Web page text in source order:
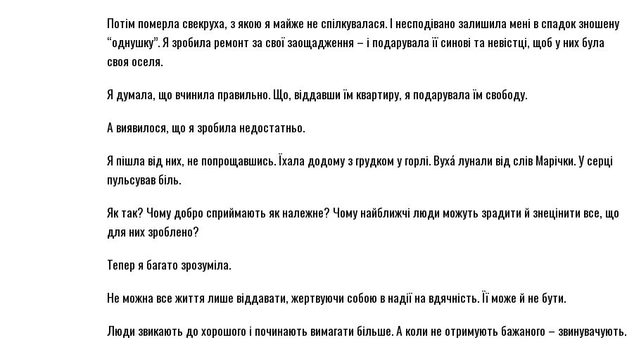
Потім померла свекруха, з якою я майже не спілкувалася. І несподівано залишила мені в спадок зношену
“однушку”. Я зробила ремонт за свої заощадження – і подарувала її синові та невістці, щоб у них була
своя оселя.
Я думала, що вчинила правильно. Що, віддавши їм квартиру, я подарувала їм свободу.
А виявилося, що я зробила недостатньо.
Я пішла від них, не попрощавшись. Їхала додому з грудком у горлі. Вуха́ лунали від слів Марічки. У серці
пульсував біль.
Як так? Чому добро сприймають як належне? Чому найближчі люди можуть зрадити й знецінити все, що
для них зроблено?
Тепер я багато зрозуміла.
Не можна все життя лише віддавати, жертвуючи собою в надії на вдячність. Її може й не бути.
Люди звикають до хорошого і починають вимагати більше. А коли не отримують бажаного – звинувачують.